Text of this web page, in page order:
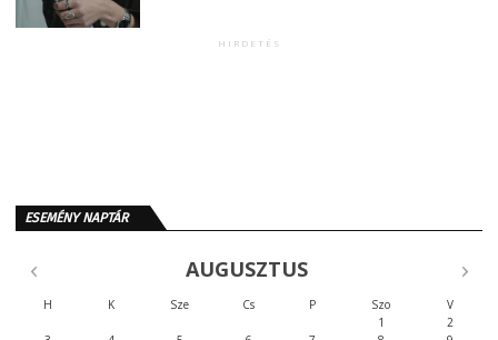
HIRDETÉS
ESEMÉNY NAPTÁR
AUGUSZTUS
H K Sze Cs P Szo
V
1
2